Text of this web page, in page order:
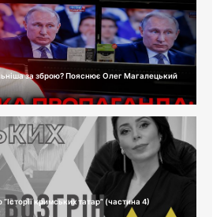
за зброю? Пояснює Олег Магалецький
кримських татар” (частина 4)